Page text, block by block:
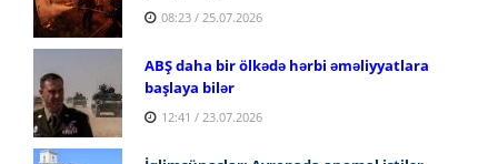
08:23 / 25.07.2026
ABŞ daha bir ölkədə hərbi əməliyyatlara
başlaya bilər
12:41 / 23.07.2026